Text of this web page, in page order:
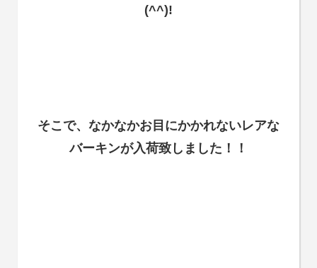
(^^)!
そこで、 なかなかお目にかかれないレアな
バーキンが入荷致しました！！